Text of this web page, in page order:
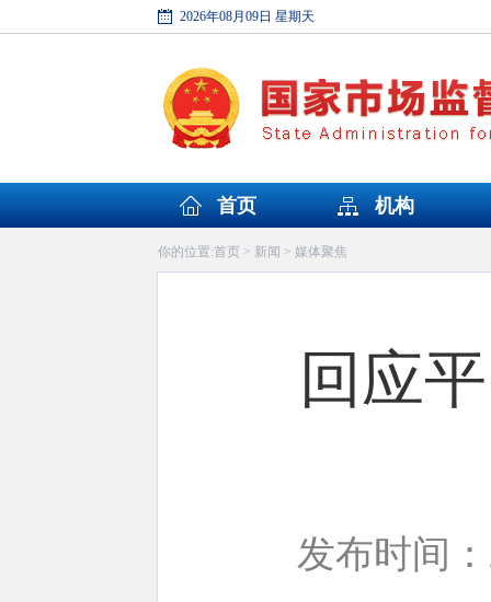
2026年08月09日 星期天
首页 机构
你的位置:首页> 新闻 > 媒体聚焦
回应
发布时间